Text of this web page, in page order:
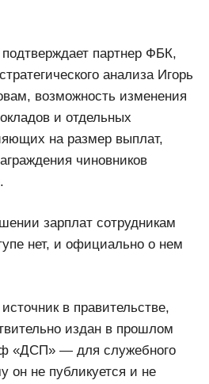
партнер ФБК,
анализа Игорь
возможность изменения
и отдельных
на размер выплат,
чиновников
зарплат сотрудникам
нет, и официально о нем
в правительстве,
издан в прошлом
«ДСП» — для служебного
он не публикуется и не